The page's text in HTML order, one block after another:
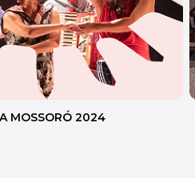
MOSSORÓ 2024